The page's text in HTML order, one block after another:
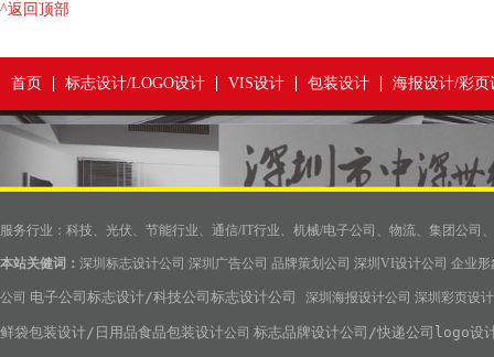
^返回顶部
首页 标志设计/LOGO设计 VIS设计 包装设计 海报设计/彩页
服务行业：科技、光伏、节能行业、通信/IT行业、机械/电子公司、物流、集团公
本站关健词： 深圳标志设计公司 深圳广告公司 品牌策划公司 深圳VI设计公司 企业形
公司 电子公司标志设计/科技公司标志设计公司 深圳海报设计公司 深圳彩页设
鲜袋包装设计/日用品食品包装设计公司 标志品牌设计公司/快递公司logo设